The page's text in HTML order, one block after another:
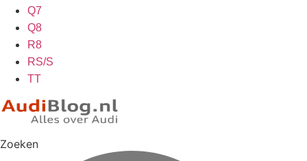
Q7
Q8
R8
RS/S
TT
Zoeken